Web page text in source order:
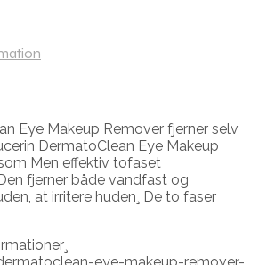
Eye Makeup Remover fjerner selv
DermatoClean Eye Makeup
Men effektiv tofaset
fjerner både vandfast og
at irritere huden¸ De to faser